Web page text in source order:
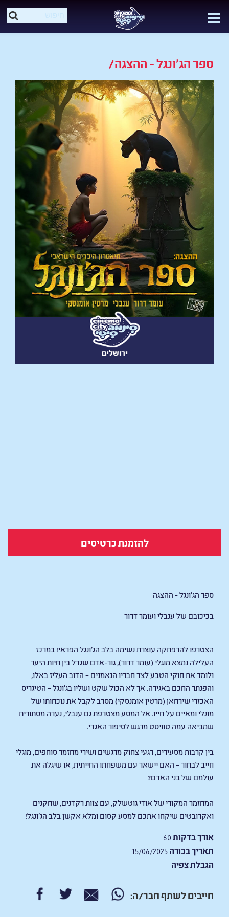
ספר הג'ונגל - ההצגה/
להזמנת כרטיסים
ספר הג'ונגל - ההצגה
בכיכובם של ענבלי ועומר דרור
הצטרפו להרפתקה עוצרת נשימה בלב הג’ונגל הפראי! במרכז
העלילה נמצא מוגלי (עומר דרור), גור-אדם שגדל בין חיות היער
ולומד את חוקי הטבע לצד חבריו הנאמנים – הדוב העליז באלו,
והפנתר החכם באגירה. אך לא הכול שקט ושליו בג’ונגל – הטיגריס
האכזרי שירחאן (מרטין אומנסקי) מסרב לקבל את נוכחותו של
מוגלי ומאיים על חייו. אל המסע מצטרפת גם ענבלי, נערה מסתורית
שמביאה עמה טוויסט מרגש לסיפור האגדי.
בין קרבות מסעירים, רגעי צחוק מרגשים ושירי מחזמר סוחפים, מוגלי
חייב לבחור – האם יישאר עם משפחתו החייתית, או שיגלה את
עולמם של בני האדם?
המחזמר המקורי שלאודי גוטשלק , עם צוות רקדנים, שחקנים
ואקרובטים שיקחו אתכם למסע קסום ומלא אקשן בלב הג’ונגל!
אורך בדקות
תאריך בכורה
הגבלת צפיה
חייבים לשתף חבר/ה: